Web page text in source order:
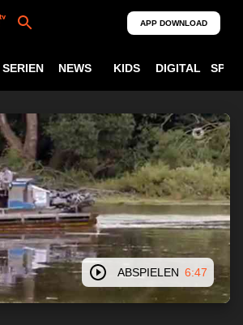
APP DOWNLOAD
SERIEN NEWS KIDS DIGITAL
ABSPIELEN 6:47